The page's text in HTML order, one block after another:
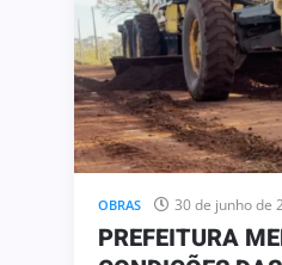
OBRAS 30 de junho de
PREFEITURA